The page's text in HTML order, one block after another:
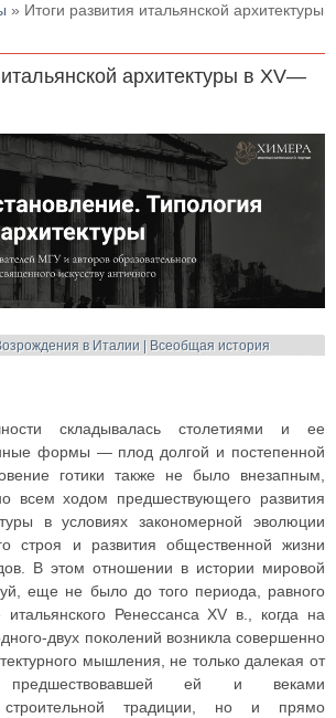
» Итоги развития итальянской архитектуры
архитектуры в XV—
в Италии | Всеобщая история
складывалась столетиями и ее
формы — плод долгой и постепенной
готики также не было внезапным,
всем ходом предшествующего развития
в условиях закономерной эволюции
строя и развития общественной жизни
В этом отношении в истории мировой
еще не было до того периода, равного
Ренессанса XV в., когда на
двух поколений возникла совершенно
мышления, не только далекая от
предшествовавшей ей и веками
строительной традиции, но и прямо